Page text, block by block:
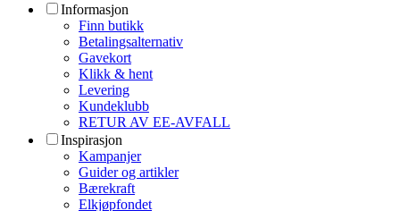
Informasjon
Finn butikk
Betalingsalternativ
Gavekort
Klikk & hent
Levering
Kundeklubb
RETUR AV EE-AVFALL
Inspirasjon
Kampanjer
Guider og artikler
Bærekraft
Elkjøpfondet